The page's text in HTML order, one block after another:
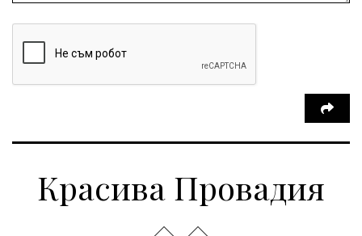
Красива Провадия